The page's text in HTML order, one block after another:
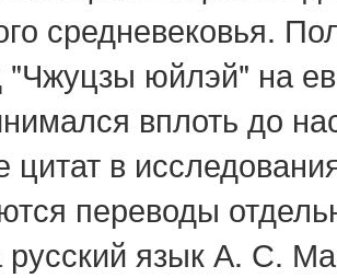
средневековья.
"Чжуцзы юйлэй" на
вплоть до
цитат в
переводы
русский язык А. С.